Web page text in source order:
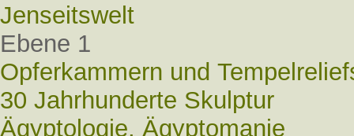
Jenseitswelt
Ebene 1
Opferkammern und
30 Jahrhunderte Skulptur
Ägyptologie, Ägyptomanie